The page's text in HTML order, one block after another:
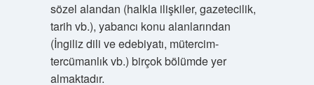
sözel alandan (halkla ilişkiler, gazetecilik,
tarih vb.), yabancı konu alanlarından
(İngiliz dili ve edebiyatı, mütercim-
tercümanlık vb.) birçok bölümde yer
almaktadır.